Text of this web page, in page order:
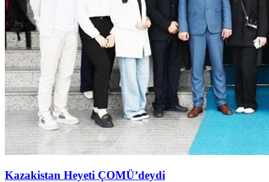
Kazakistan Heyeti ÇOMÜ’deydi